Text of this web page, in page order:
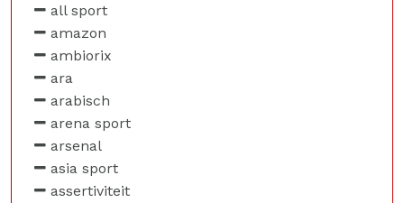
all sport
amazon
ambiorix
ara
arabisch
arena sport
arsenal
asia sport
assertiviteit